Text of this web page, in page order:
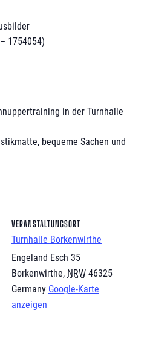
1754054)
in der Turnhalle
bequeme Sachen und
VERANSTALTUNGSORT
Turnhalle Borkenwirthe
Engeland Esch 35
Borkenwirthe, NRW 46325
Germany Google-Karte
anzeigen